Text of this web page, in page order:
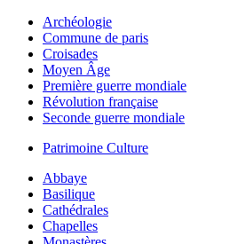
Archéologie
Commune de paris
Croisades
Moyen Âge
Première guerre mondiale
Révolution française
Seconde guerre mondiale
Patrimoine Culture
Abbaye
Basilique
Cathédrales
Chapelles